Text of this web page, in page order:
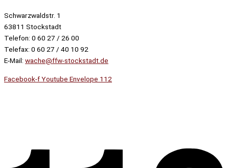
Schwarzwaldstr. 1
63811 Stockstadt
Telefon: 0 60 27 / 26 00
Telefax: 0 60 27 / 40 10 92
E-Mail: wache@ffw-stockstadt.de
Facebook-fYoutube Envelope 112